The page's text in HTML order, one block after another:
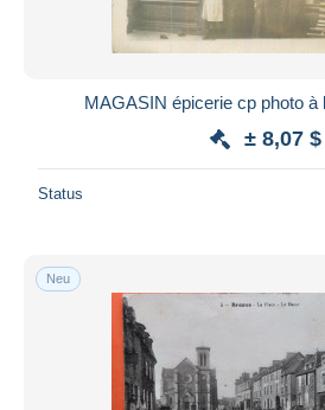
MAGASIN épicerie cp photo à
± 8,07 $
Status
Neu